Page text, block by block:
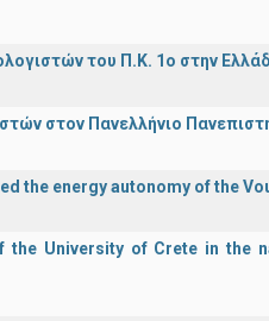
του Π.Κ. 1ο στην
στον Πανελλήνιο
the energy autonomy of the
University of Crete in the